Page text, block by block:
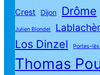
Crest Dijon Drôme
Julien Blondel
Los Dinzel Portes-
Thomas